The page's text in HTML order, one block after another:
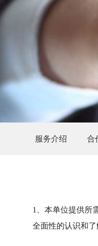
服务介绍 合
1、本单位提供所
全面性的认识和了